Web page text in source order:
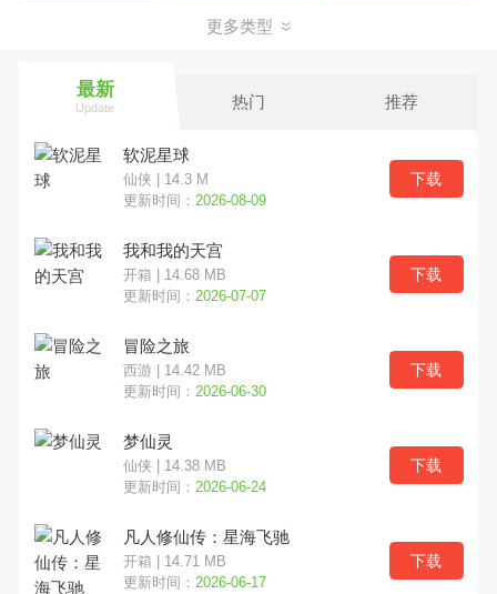
Q版
休闲
射击 冒险
格斗 传奇
三国
竖版 GM
开箱 割草
卡通 末日
文字
更多类型
最新
Update 热门 推荐
软泥星球
仙侠 | 14.3 M
更新时间： 2026-08-09
下载
我和我的天宫
开箱 | 14.68 MB
更新时间： 2026-07-07
下载
冒险之旅
西游 | 14.42 MB
更新时间： 2026-06-30
下载
梦仙灵
仙侠 | 14.38 MB
更新时间： 2026-06-24
下载
凡人修仙传：星海飞驰
开箱 | 14.71 MB
更新时间： 2026-06-17
下载